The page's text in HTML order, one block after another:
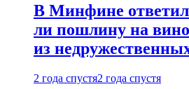
В Минфине
ли пошлину на вино
из
2 года спустя2 года спустя